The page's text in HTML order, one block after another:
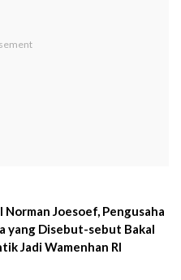
Norman Joesoef, Pengusaha
yang Disebut-sebut Bakal
Jadi Wamenhan RI